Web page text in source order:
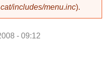
includes/menu.inc).
- 09:12